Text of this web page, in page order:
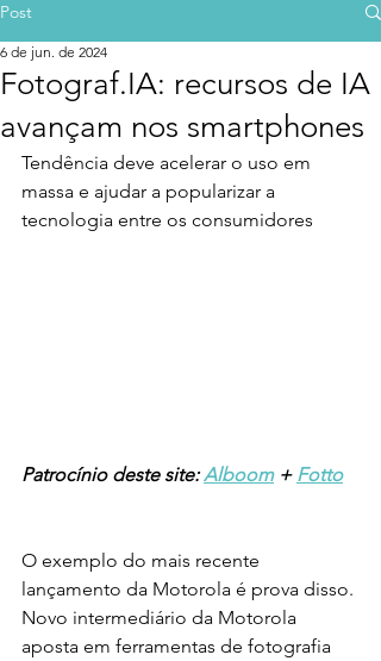
Post
Fotograf.IA: recursos de IA
avançam nos smartphones
6 de jun. de 2024
Tendência deve acelerar o uso em
massa e ajudar a popularizar a
tecnologia entre os consumidores
Patrocínio deste site: Alboom + Fotto
O exemplo do mais recente
lançamento da Motorola é prova disso.
Novo intermediário da Motorola
aposta em ferramentas de fotografia